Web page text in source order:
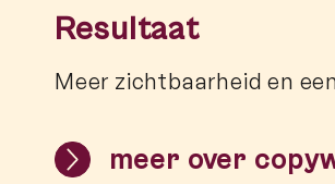
Resultaat
Meer zichtbaarheid en
meer over